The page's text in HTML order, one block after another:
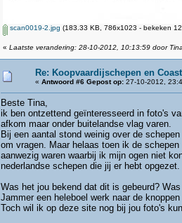
scan0019-2.jpg (183.33 KB, 786x1023 - bekeken
« Laatste verandering: 28-10-2012, 10:13:59 door
Re: Koopvaardijschepen en
« Antwoord #6 Gepost op: 27-10-2012,
Beste Tina,
ik ben ontzettend geïnteresseerd in foto's
afkom maar onder buitelandse vlag varen.
Bij een aantal stond weinig over de
om vragen. Maar helaas toen ik de
aanwezig waren waarbij ik mijn ogen niet
nederlandse schepen die jij er hebt opgezet.
Was het jou bekend dat dit is gebeurd?
Jammer een heleboel werk naar de
Toch wil ik op deze site nog bij jou foto's